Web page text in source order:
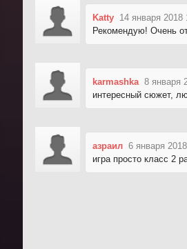
Katty 14 января 2018
Рекомендую! Очень
karmashka 8 января
интересный сюжет,
азраил 6 января
игра просто класс 2